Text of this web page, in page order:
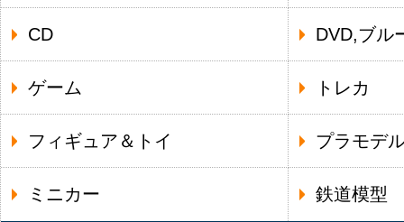
CD DVD,ブル
ゲーム トレカ
フィギュア＆トイ プラモデ
ミニカー 鉄道模型